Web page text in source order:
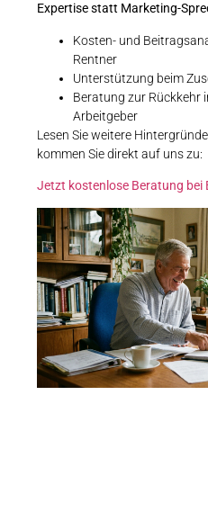
Expertise statt Marketing-
Kosten- und
Rentner
Unterstützung beim
Beratung zur Rückkehr
Arbeitgeber
Lesen Sie weitere
kommen Sie direkt auf uns zu:
Jetzt kostenlose Beratung bei